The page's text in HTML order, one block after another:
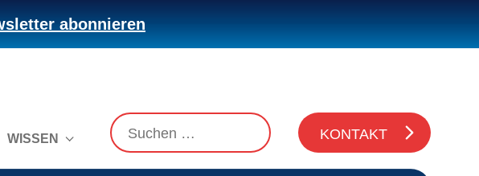
abonnieren
WISSEN KONTAKT